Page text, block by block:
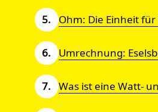
Ohm: Die Einheit
Umrechnung:
Was ist eine Watt-